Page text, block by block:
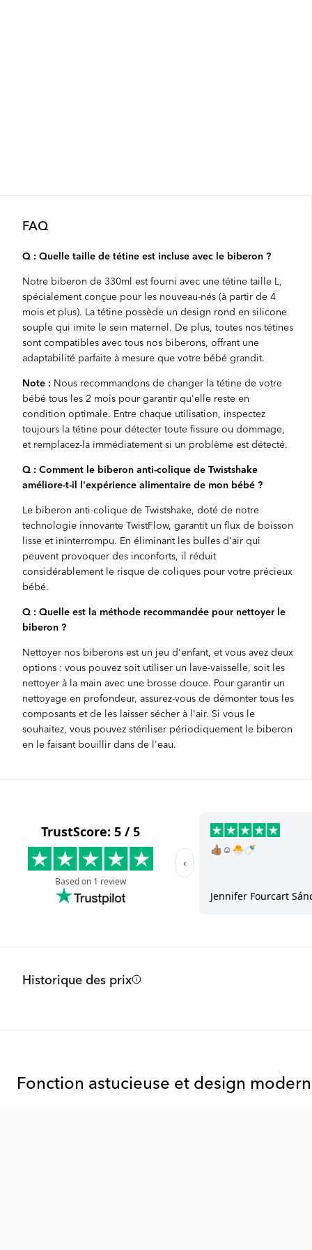
FAQ
Q : Quelle taille de tétine est incluse avec le biberon ?
Notre biberon de 330ml est fourni avec une tétine taille L,
spécialement conçue pour les nouveau-nés (à partir de 4
mois et plus). La tétine possède un design rond en silicone
souple qui imite le sein maternel. De plus, toutes nos tétines
sont compatibles avec tous nos biberons, offrant une
adaptabilité parfaite à mesure que votre bébé grandit.
Note : Nous recommandons de changer la tétine de votre
bébé tous les 2 mois pour garantir qu'elle reste en
condition optimale. Entre chaque utilisation, inspectez
toujours la tétine pour détecter toute fissure ou dommage,
et remplacez-la immédiatement si un problème est détecté.
Q : Comment le biberon anti-colique de Twistshake
améliore-t-il l'expérience alimentaire de mon bébé ?
Le biberon anti-colique de Twistshake, doté de notre
technologie innovante TwistFlow, garantit un flux de boisson
lisse et ininterrompu. En éliminant les bulles d'air qui
peuvent provoquer des inconforts, il réduit
considérablement le risque de coliques pour votre précieux
bébé.
Q : Quelle est la méthode recommandée pour nettoyer le
biberon ?
Nettoyer nos biberons est un jeu d'enfant, et vous avez deux
options : vous pouvez soit utiliser un lave-vaisselle, soit les
nettoyer à la main avec une brosse douce. Pour garantir un
nettoyage en profondeur, assurez-vous de démonter tous les
composants et de les laisser sécher à l'air. Si vous le
souhaitez, vous pouvez stériliser périodiquement le biberon
en le faisant bouillir dans de l'eau.
Historique des prix
Fonction astucieuse et design